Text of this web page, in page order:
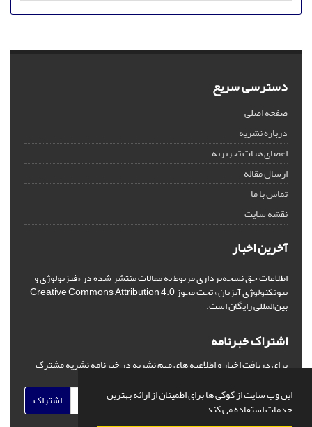
این وب سایت از کوکی ها برای اطمینان از ارائه بهترین
خدمات استفاده می کند.
دسترسی سریع
صفحه اصلی
درباره نشریه
اعضای هیات تحریریه
ارسال مقاله
تماس با ما
نقشه سایت
آخرین اخبار
اطلاعات حق نسخه‌برداری مربوط به مقالات منتشر شده در «فیزیولوژی و
بیوتکنولوژی آبزیان» تحت مجوز Creative Commons Attribution 4.0
بین‌المللی رایگان است.
اشتراک خبرنامه
برای دریافت اخبار و اطلاعیه های مهم نشریه در خبرنامه نشریه مشترک
اشتراک